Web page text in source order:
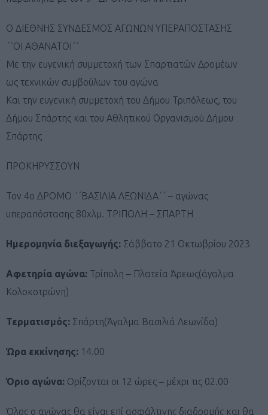
Ο ΔΙΕΘΝΗΣ ΣΥΝΔΕΣΜΟΣ ΑΓΩΝΩΝ ΥΠΕΡΑΠΟΣΤΑΣΗΣ
΄΄ΟΙ ΑΘΑΝΑΤΟΙ΄΄
Με την ευγενική συμμετοχή των Σπαρτιατών Δρομέων
ως τεχνικών συμβούλων του αγώνα
Και την ευγενική συμμετοχή του Δήμου Τριπόλεως, του
Δήμου Σπάρτης και του Αθλητικού Οργανισμού Δήμου
Σπάρτης
ΠΡΟΚΗΡΥΣΣΟΥΝ
Τον 4ο ΔΡΟΜΟ ΄΄ΒΑΣΙΛΙΑ ΛΕΩΝΙΔΑ΄΄ – αγώνας
υπεραπόστασης 80χλμ. ΤΡΙΠΟΛΗ – ΣΠΑΡΤΗ
Ημερομηνία διεξαγωγής: Σάββατο 21 Οκτωβρίου 2023
Αφετηρία αγώνα: Τρίπολη – Πλατεία Άρεως(άγαλμα
Κολοκοτρώνη)
Τερματισμός: Σπάρτη(Άγαλμα Βασιλιά Λεωνίδα)
Ώρα εκκίνησης: 14.00
Όριο αγώνα: Ορίζονται οι 12 ώρες – μέχρι τις 02.00
Όλος ο αγώνας θα είναι επί ασφάλτινης διαδρομής και θα